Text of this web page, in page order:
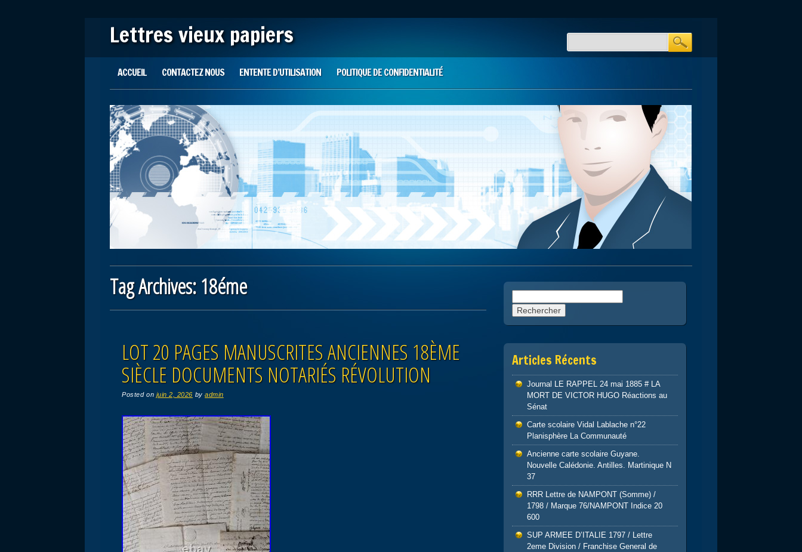
Lettres vieux papiers
Main menu
ACCUEIL CONTACTEZ NOUS ENTENTE D’UTILISATION POLITIQUE DE CONFIDENTIALITÉ
Tag Archives:18éme
LOT 20 PAGES MANUSCRITES ANCIENNES 18ÈME
SIÈCLE DOCUMENTS NOTARIÉS RÉVOLUTION
Posted on juin 2, 2026 byadmin
Articles Récents
Journal LE RAPPEL 24 mai 1885 # LA
MORT DE VICTOR HUGO Réactions au
Sénat
Carte scolaire Vidal Lablache n°22
Planisphère La Communauté
Ancienne carte scolaire Guyane.
Nouvelle Calédonie. Antilles. Martinique N
37
RRR Lettre de NAMPONT (Somme) /
1798 / Marque 76/NAMPONT Indice 20
600
SUP ARMEE D’ITALIE 1797 / Lettre
2eme Division / Franchise General de